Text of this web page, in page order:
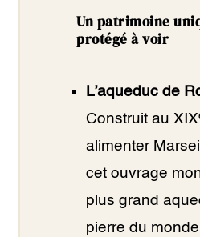
Un patrimoine
protégé à voir
L’aqueduc de
Construit au
alimenter
cet ouvrage
plus grand
pierre du